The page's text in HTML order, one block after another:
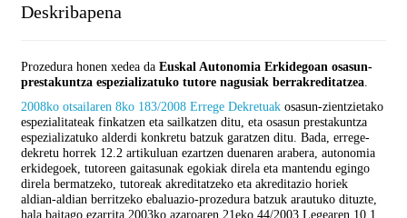
Deskribapena
Prozedura honen xedea da Euskal Autonomia Erkidegoan osasun-
prestakuntza espezializatuko tutore nagusiak berrakreditatzea
2008ko otsailaren 8ko 183/2008 Errege Dekretuak osasun-zientzietako
espezialitateak finkatzen eta sailkatzen ditu, eta osasun prestakuntza
espezializatuko alderdi konkretu batzuk garatzen ditu. Bada, errege-
dekretu horrek 12.2 artikuluan ezartzen duenaren arabera, autonomia
erkidegoek, tutoreen gaitasunak egokiak direla eta mantendu egingo
direla bermatzeko, tutoreak akreditatzeko eta akreditazio horiek
aldian-aldian berritzeko ebaluazio-prozedura batzuk arautuko dituzte,
hala baitago ezarrita 2003ko azaroaren 21eko 44/2003 Legearen 10.1